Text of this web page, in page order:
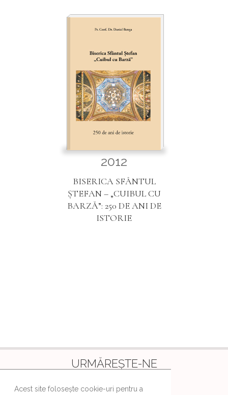
Acest site folosește cookie-uri pentru a
2012
BISERICA SFÂNTUL
ȘTEFAN – „CUIBUL CU
BARZĂ”: 250 DE ANI DE
ISTORIE
URMĂREȘTE-NE